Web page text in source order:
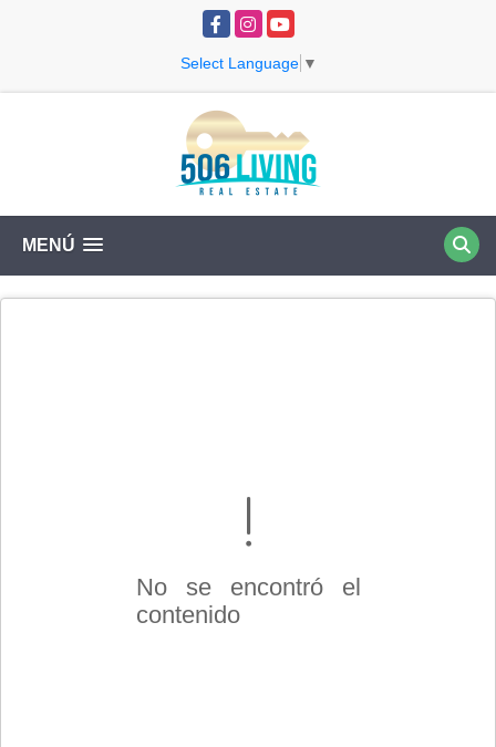
Facebook
InstagramYouTube
Select Language ▼
MENÚ
No se encontró el
contenido